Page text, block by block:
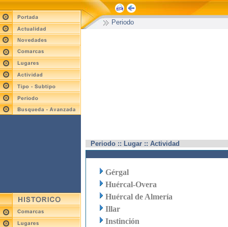
Periodo
Periodo :: Lugar :: Actividad
Gérgal
Huércal-Overa
Huércal de Almería
Illar
Instinción